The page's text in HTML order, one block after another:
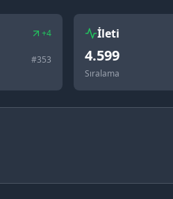
+4
#353
İleti
4.599
Sıralama